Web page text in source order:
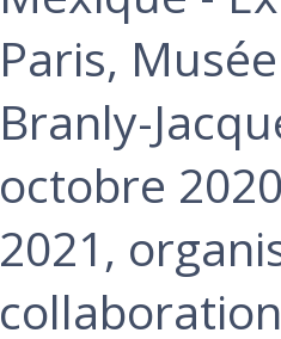
Paris,
Branly-
octobre
2021,